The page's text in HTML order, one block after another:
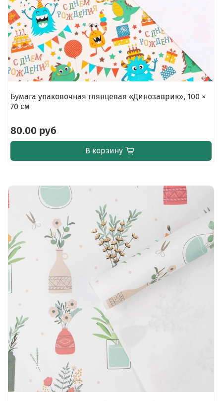
Бумага упаковочная глянцевая «Динозаврик», 100 ×
70 см
80.00 руб
В корзину